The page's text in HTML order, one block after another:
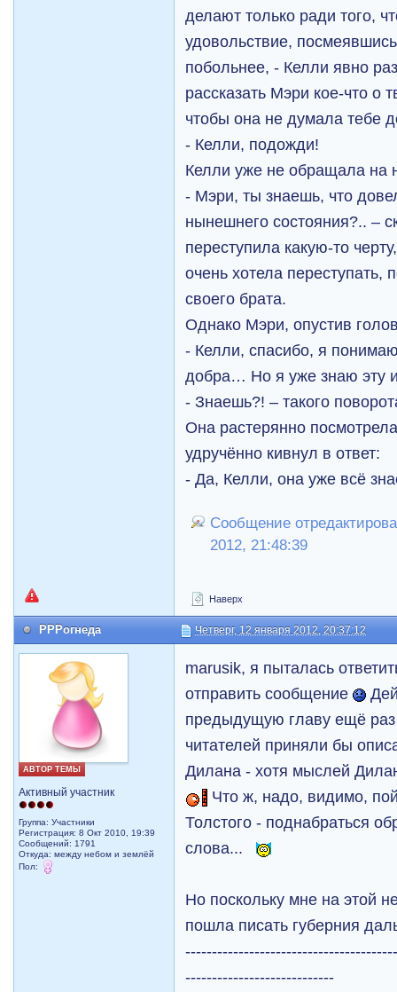
делают только ради того,
удовольствие,
побольнее, - Келли явно
рассказать Мэри кое-что о
чтобы она не думала тебе
- Келли, подожди!
Келли уже не обращала на
- Мэри, ты знаешь, что
нынешнего состояния?.. –
переступила какую-то
очень хотела переступать,
своего брата.
Однако Мэри, опустив
- Келли, спасибо, я
добра… Но я уже знаю эту
- Знаешь?! – такого
Она растерянно
удручённо кивнул в ответ:
- Да, Келли, она уже всё
Сообщение
2012, 21:48:39
Наверх
РРРогнеда Четверг, 12 января 2012, 20:37:12
АВТОР ТЕМЫ
Активный участник
Группа: Участники
Регистрация: 8 Окт 2010, 19:39
Сообщений: 1791
Откуда: между небом и землёй
Пол:
marusik, я пыталась
отправить сообщение
предыдущую главу ещё
читателей приняли бы
Дилана - хотя мыслей
Что ж, надо, видимо,
Толстого - поднабраться
слова...
Но поскольку мне на этой
пошла писать губерния
----------------------------